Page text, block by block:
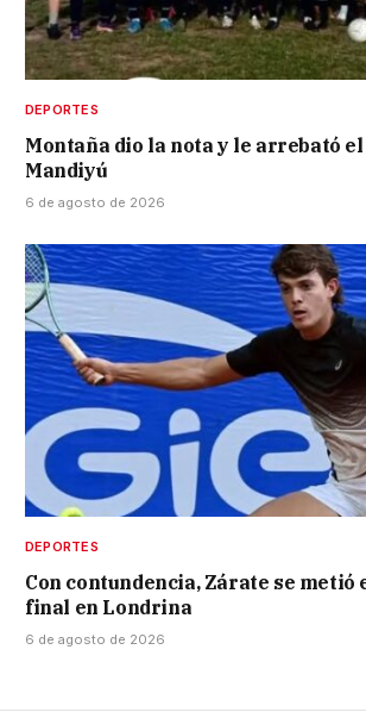
DEPORTES
Montaña dio la nota y le arrebató
Mandiyú
6 de agosto de 2026
DEPORTES
Con contundencia, Zárate se metió
final en Londrina
6 de agosto de 2026